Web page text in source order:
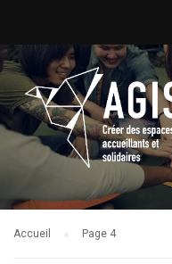
Accueil Page 4